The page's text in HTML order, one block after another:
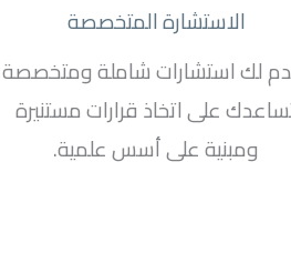
الاستشارة المتخصصة
لك استشارات شاملة ومتخصصة
على اتخاذ قرارات مستنيرة
ومبنية على أسس علمية.